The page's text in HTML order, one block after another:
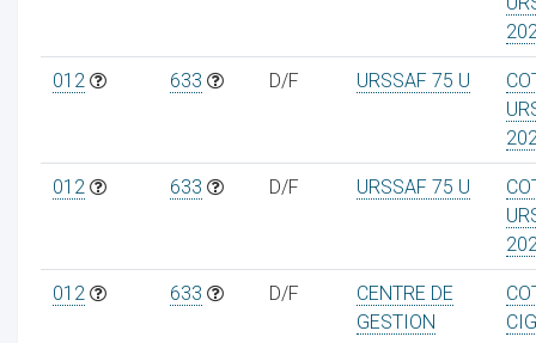
012 633 D/F URSSAF 75 U
012 633 D/F URSSAF 75 U
012 633 D/F
CENTRE DE
GESTION